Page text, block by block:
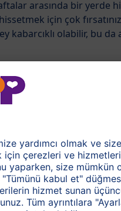
arasında bir yerde
için çok
kabarcıklı olabilir, bu da
çırpması gibi de
kadar sizinle
kalınsa bebeğinizin
veya
çeşitli semptomlar